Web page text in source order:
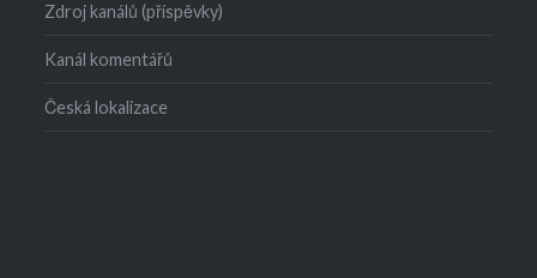
Zdroj kanálů (příspěvky)
Kanál komentářů
Česká lokalizace